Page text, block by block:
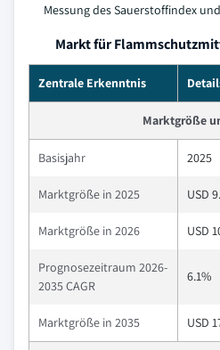
Messung des Sauerstoffindex
Markt für
Zentrale Erkenntnis
Marktgröße
Basisjahr 2025
Marktgröße in 2025 USD
Marktgröße in 2026 USD
Prognosezeitraum 2026-
2035 CAGR
6.1%
Marktgröße in 2035 USD